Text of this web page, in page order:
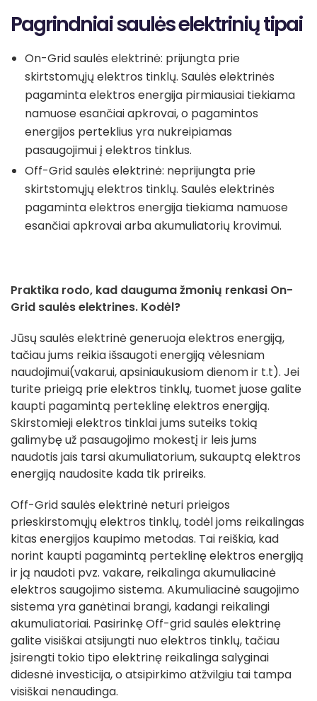
Pagrindniai saulės elektrinių tipai
On-Grid saulės elektrinė: prijungta prie
skirtstomųjų elektros tinklų. Saulės elektrinės
pagaminta elektros energija pirmiausiai tiekiama
namuose esančiai apkrovai, o pagamintos
energijos perteklius yra nukreipiamas
pasaugojimui į elektros tinklus.
Off-Grid saulės elektrinė: neprijungta prie
skirtstomųjų elektros tinklų. Saulės elektrinės
pagaminta elektros energija tiekiama namuose
esančiai apkrovai arba akumuliatorių krovimui.
Praktika rodo, kad dauguma žmonių renkasi On-
Grid saulės elektrines. Kodėl?
Jūsų saulės elektrinė generuoja elektros energiją,
tačiau jums reikia išsaugoti energiją vėlesniam
naudojimui(vakarui, apsiniaukusiom dienom ir t.t). Jei
turite prieigą prie elektros tinklų, tuomet juose galite
kaupti pagamintą perteklinę elektros energiją.
Skirstomieji elektros tinklai jums suteiks tokią
galimybę už pasaugojimo mokestį ir leis jums
naudotis jais tarsi akumuliatorium, sukauptą elektros
energiją naudosite kada tik prireiks.
Off-Grid saulės elektrinė neturi prieigos
prieskirstomųjų elektros tinklų, todėl joms reikalingas
kitas energijos kaupimo metodas. Tai reiškia, kad
norint kaupti pagamintą perteklinę elektros energiją
ir ją naudoti pvz. vakare, reikalinga akumuliacinė
elektros saugojimo sistema. Akumuliacinė saugojimo
sistema yra ganėtinai brangi, kadangi reikalingi
akumuliatoriai. Pasirinkę Off-grid saulės elektrinę
galite visiškai atsijungti nuo elektros tinklų, tačiau
įsirengti tokio tipo elektrinę reikalinga salyginai
didesnė investicija, o atsipirkimo atžvilgiu tai tampa
visiškai nenaudinga.